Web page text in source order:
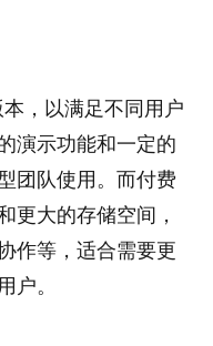
，以满足不同用户
演示功能和一定的
团队使用。而付费
更大的存储空间，
作等，适合需要更
户。